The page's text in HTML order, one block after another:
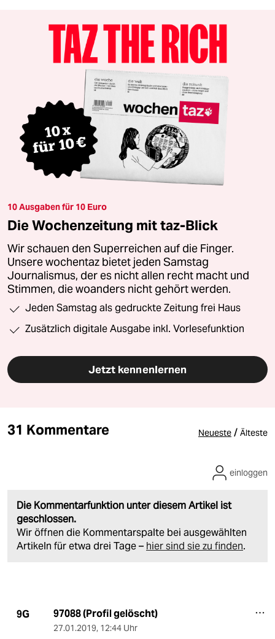
10 Ausgaben für 10 Euro
Die Wochenzeitung mit taz-Blick
Wir schauen den Superreichen auf die Finger.
Unsere wochentaz bietet jeden Samstag
Journalismus, der es nicht allen recht macht und
Stimmen, die woanders nicht gehört werden.
Jeden Samstag als gedruckte Zeitung frei Haus
Zusätzlich digitale Ausgabe inkl. Vorlesefunktion
Jetzt kennenlernen
31 Kommentare Neueste / Älteste
Die Kommentarfunktion unter diesem Artikel ist
geschlossen.
Wir öffnen die Kommentarspalte bei ausgewählten
Artikeln für etwa drei Tage – hier sind sie zu finden.
einloggen
9G 97088 (Profil gelöscht)
27.01.2019, 12:44 Uhr